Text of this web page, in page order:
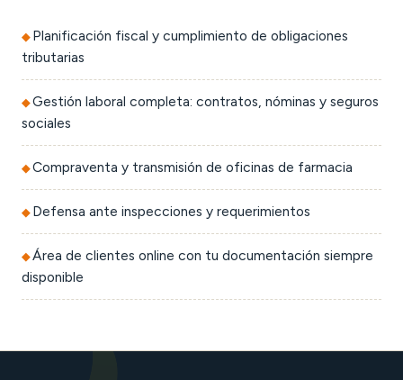
Planificación fiscal y cumplimiento de obligaciones
tributarias
Gestión laboral completa: contratos, nóminas y seguros
sociales
Compraventa y transmisión de oficinas de farmacia
Defensa ante inspecciones y requerimientos
Área de clientes online con tu documentación siempre
disponible